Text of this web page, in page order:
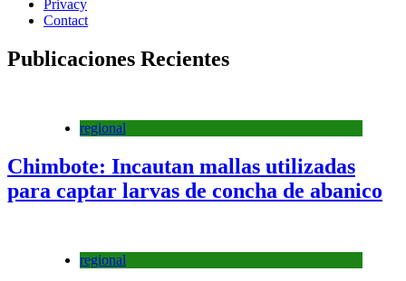
Privacy
Contact
Publicaciones Recientes
regional
Chimbote: Incautan mallas utilizadas
para captar larvas de concha de abanico
regional